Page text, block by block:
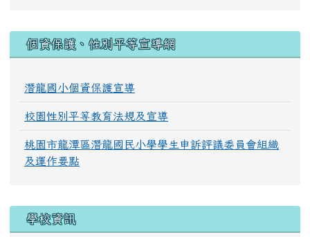
個資保護、性別平等宣導網
潛龍國小個資保護宣導
校園性別平等教育法規及宣導
桃園市龍潭區潛龍國民小學學生申訴評議委員會組織
及運作要點
學校資訊